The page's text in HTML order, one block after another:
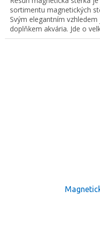
sortimentu magnetických
Svým elegantním
doplňkem akvária. Jde o
akvárií.